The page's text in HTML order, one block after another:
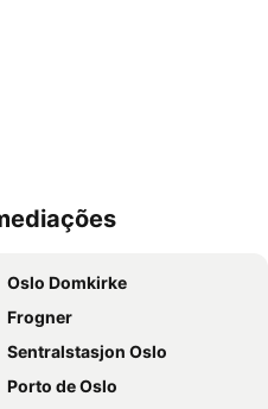
Oslo Domkirke
Frogner
Sentralstasjon Oslo
Porto de Oslo